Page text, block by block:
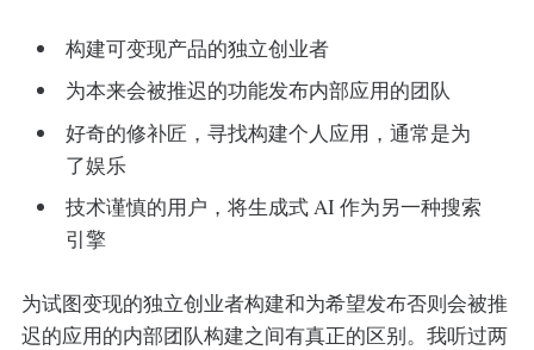
构建可变现产品的独立创业者
为本来会被推迟的功能发布内部应用的团队
好奇的修补匠，寻找构建个人应用，通常是为
了娱乐
技术谨慎的用户，将生成式 AI 作为另一种搜索
引擎
为试图变现的独立创业者构建和为希望发布否则会被推
迟的应用的内部团队构建之间有真正的区别。我听过两